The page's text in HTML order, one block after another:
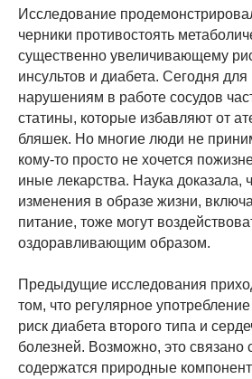
Исследование
черники противостоять
существенно увеличивающему
инсультов и диабета. Сегодня
нарушениям в работе сосудов
статины, которые избавляют от
бляшек. Но многие люди не
кому-то просто не хочется
иные лекарства. Наука доказала,
изменения в образе жизни,
питание, тоже могут
оздоравливающим образом.
Предыдущие исследования
том, что регулярное
риск диабета второго типа и
болезней. Возможно, это связано
содержатся природные